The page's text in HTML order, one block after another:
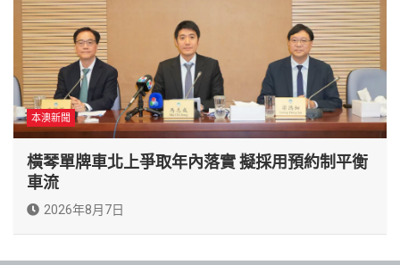
本澳新聞
橫琴單牌車北上爭取年內落實 擬採用預約制平衡
車流
2026年8月7日